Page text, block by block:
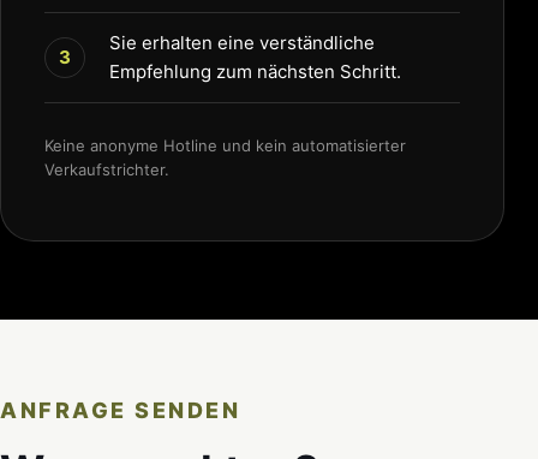
3
Sie erhalten eine verständliche
Empfehlung zum nächsten Schritt.
Keine anonyme Hotline und kein automatisierter
Verkaufstrichter.
ANFRAGE SENDEN